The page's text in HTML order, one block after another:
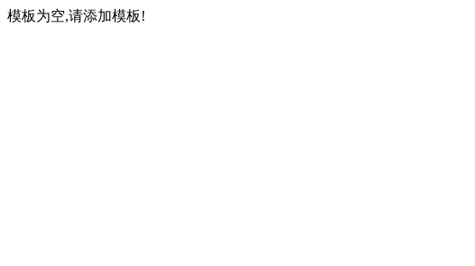
模板为空,请添加模板!